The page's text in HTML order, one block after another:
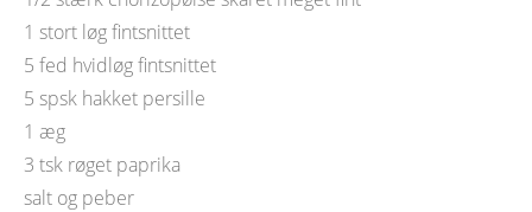
1 stort løg fintsnittet
5 fed hvidløg fintsnittet
5 spsk hakket persille
1 æg
3 tsk røget paprika
salt og peber